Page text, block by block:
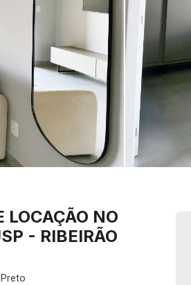
LOCAÇÃO NO
- RIBEIRÃO